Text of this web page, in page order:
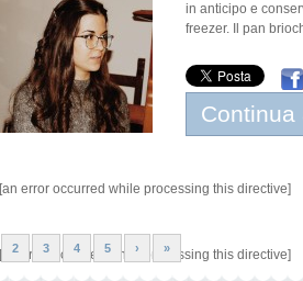
in anticipo e
freezer. Il pan
Continua
[an error occurred while processing this directive]
2 3 4 5 › »
[an error occurred while processing this directive]